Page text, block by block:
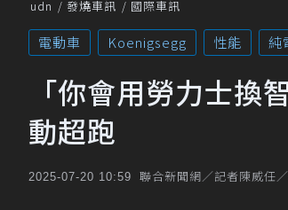
udn 發燒車訊 國際車訊
電動車 Koenigsegg 性能 純
「你會用勞力士
動超跑
2025-07-20 10:59 聯合新聞網／記者陳威任